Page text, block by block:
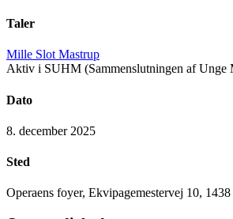
Taler
Mille Slot Mastrup
Aktiv i SUHM (Sammenslutningen af Unge
Dato
8. december 2025
Sted
Operaens foyer, Ekvipagemestervej 10,